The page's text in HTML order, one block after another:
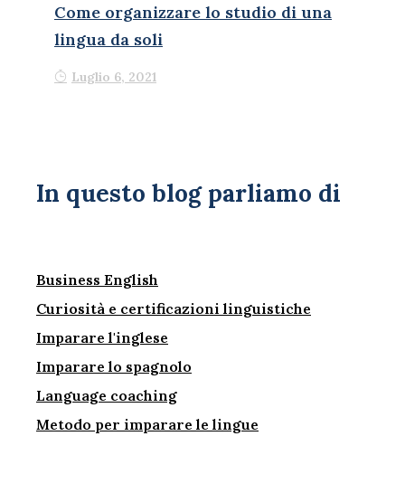
Come organizzare lo studio di una
lingua da soli
Luglio 6, 2021
In questo blog parliamo di
Business English
Curiosità e certificazioni linguistiche
Imparare l'inglese
Imparare lo spagnolo
Language coaching
Metodo per imparare le lingue